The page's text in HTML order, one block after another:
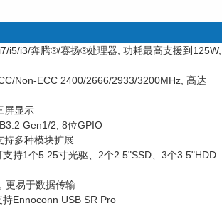
i5/i3/奔腾®/赛扬®处理器, 功耗最高支援到125W,
Non-ECC 2400/2666/2933/3200MHz, 高达
屏显示
Gen1/2, 8位GPIO
持多种模块扩展
持1个5.25寸光驱、2个2.5"SSD、3个3.5"HDD
更易于数据传输
Ennoconn USB SR Pro